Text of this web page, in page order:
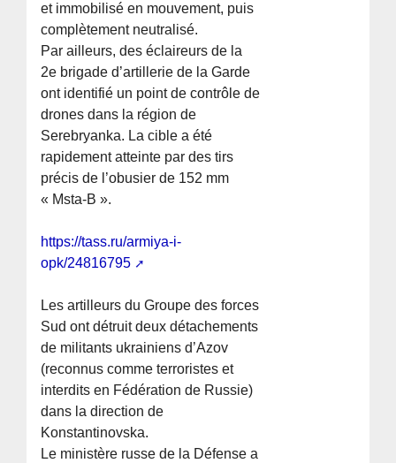
et immobilisé en mouvement, puis
complètement neutralisé.
Par ailleurs, des éclaireurs de la
2e brigade d’artillerie de la Garde
ont identifié un point de contrôle de
drones dans la région de
Serebryanka. La cible a été
rapidement atteinte par des tirs
précis de l’obusier de 152 mm
« Msta-B ».
https://tass.ru/armiya-i-
opk/24816795
Les artilleurs du Groupe des forces
Sud ont détruit deux détachements
de militants ukrainiens d’Azov
(reconnus comme terroristes et
interdits en Fédération de Russie)
dans la direction de
Konstantinovska.
Le ministère russe de la Défense a